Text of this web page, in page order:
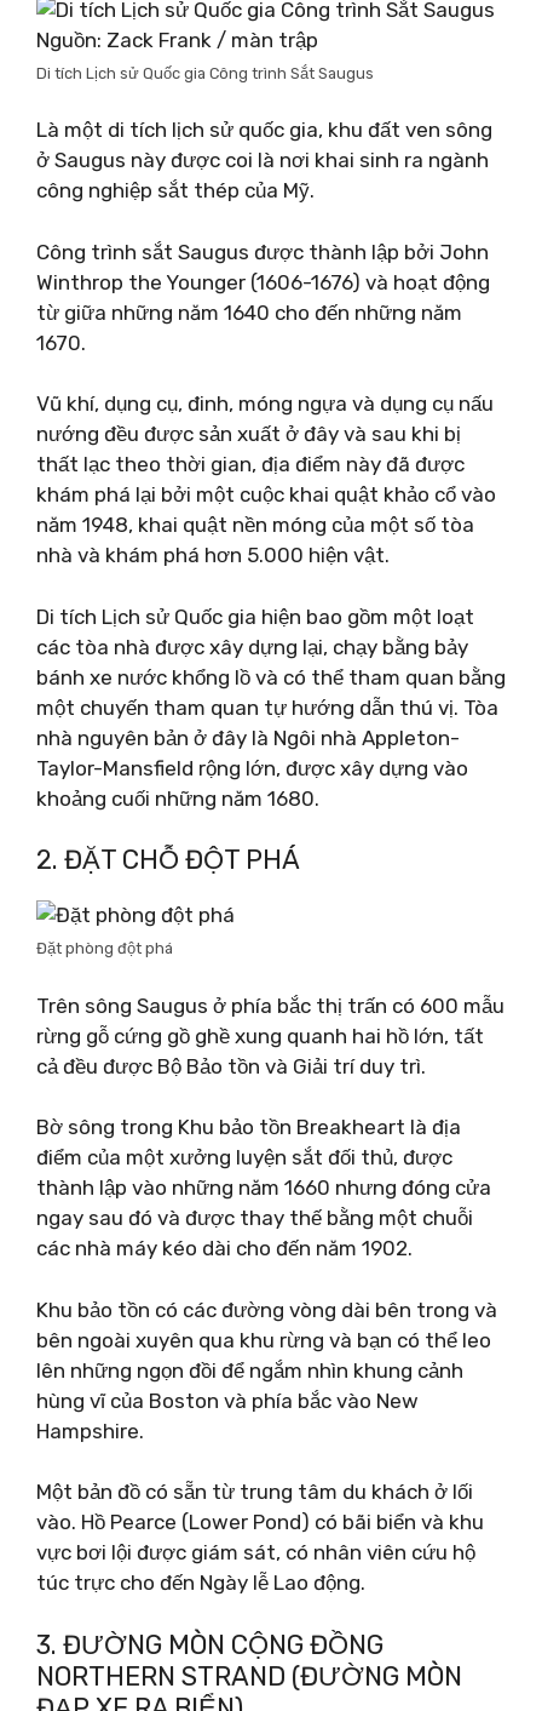
Nguồn: Zack Frank / màn trập
Di tích Lịch sử Quốc gia Công trình Sắt Saugus
Là một di tích lịch sử quốc gia, khu đất ven sông
ở Saugus này được coi là nơi khai sinh ra ngành
công nghiệp sắt thép của Mỹ.
Công trình sắt Saugus được thành lập bởi John
Winthrop the Younger (1606-1676) và hoạt động
từ giữa những năm 1640 cho đến những năm
1670.
Vũ khí, dụng cụ, đinh, móng ngựa và dụng cụ nấu
nướng đều được sản xuất ở đây và sau khi bị
thất lạc theo thời gian, địa điểm này đã được
khám phá lại bởi một cuộc khai quật khảo cổ vào
năm 1948, khai quật nền móng của một số tòa
nhà và khám phá hơn 5.000 hiện vật.
Di tích Lịch sử Quốc gia hiện bao gồm một loạt
các tòa nhà được xây dựng lại, chạy bằng bảy
bánh xe nước khổng lồ và có thể tham quan bằng
một chuyến tham quan tự hướng dẫn thú vị. Tòa
nhà nguyên bản ở đây là Ngôi nhà Appleton-
Taylor-Mansfield rộng lớn, được xây dựng vào
khoảng cuối những năm 1680.
2. ĐẶT CHỖ ĐỘT PHÁ
Đặt phòng đột phá
Trên sông Saugus ở phía bắc thị trấn có 600 mẫu
rừng gỗ cứng gồ ghề xung quanh hai hồ lớn, tất
cả đều được Bộ Bảo tồn và Giải trí duy trì.
Bờ sông trong Khu bảo tồn Breakheart là địa
điểm của một xưởng luyện sắt đối thủ, được
thành lập vào những năm 1660 nhưng đóng cửa
ngay sau đó và được thay thế bằng một chuỗi
các nhà máy kéo dài cho đến năm 1902.
Khu bảo tồn có các đường vòng dài bên trong và
bên ngoài xuyên qua khu rừng và bạn có thể leo
lên những ngọn đồi để ngắm nhìn khung cảnh
hùng vĩ của Boston và phía bắc vào New
Hampshire.
Một bản đồ có sẵn từ trung tâm du khách ở lối
vào. Hồ Pearce (Lower Pond) có bãi biển và khu
vực bơi lội được giám sát, có nhân viên cứu hộ
túc trực cho đến Ngày lễ Lao động.
3. ĐƯỜNG MÒN CỘNG ĐỒNG
NORTHERN STRAND (ĐƯỜNG MÒN